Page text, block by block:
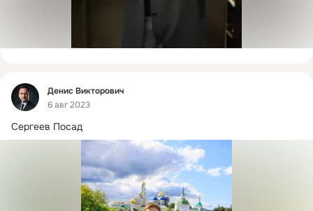
Фид
Денис Викторович
6 авг 2023
Сергеев Посад